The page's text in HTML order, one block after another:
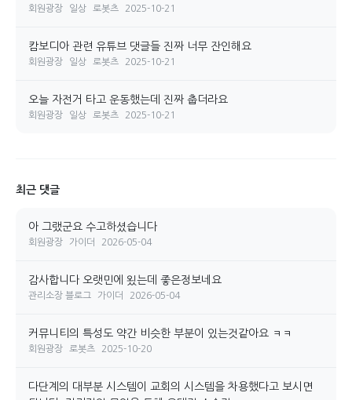
회원광장 일상 로봇츠 2025-10-21
캄보디아 관련 유튜브 댓글들 진짜 너무 잔인해요
회원광장 일상 로봇츠 2025-10-21
오늘 자전거 타고 운동했는데 진짜 춥더라요
회원광장 일상 로봇츠 2025-10-21
최근 댓글
아 그랬군요 수고하셨습니다
회원광장 가이더 2026-05-04
감사합니다 오랫민에 욌는데 좋은정보네요
관리소장 블로그 가이더 2026-05-04
커뮤니티의 특성도 약간 비슷한 부분이 있는것같아요 ㅋㅋ
회원광장 로봇츠 2025-10-20
다단계의 대부분 시스템이 교회의 시스템을 차용했다고 보시면